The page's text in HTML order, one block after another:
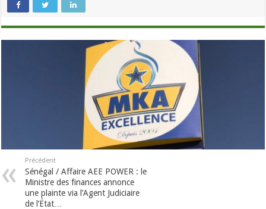
Précédent
Sénégal / Affaire AEE POWER : le
Ministre des finances annonce
une plainte via l’Agent Judiciaire
de l’État…